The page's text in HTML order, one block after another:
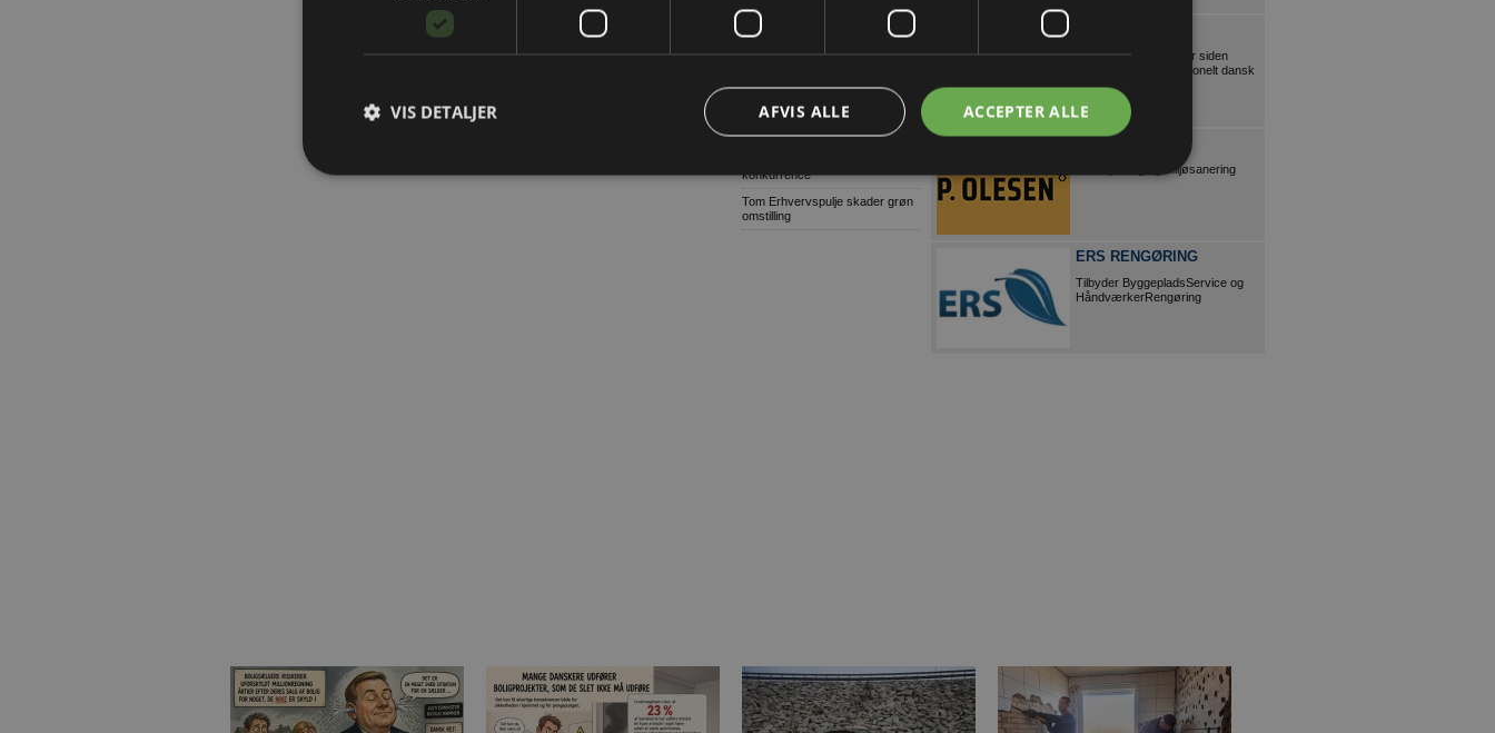
Wammen vasker hænder i den
politiske håndvask
Hillerødmotorvej
Defekt trailerwire
konkurrence
Tom Erhvervspulje skader grøn
omstilling
Individuelle trætrapper siden
1972. Smukt og funktionelt dansk
design.
Nedbrydning og Miljøsanering
ERS RENGØRING
Tilbyder ByggepladsService og
HåndværkerRengøring
ACCEPTER ALLE
AFVIS ALLE
VIS DETALJER